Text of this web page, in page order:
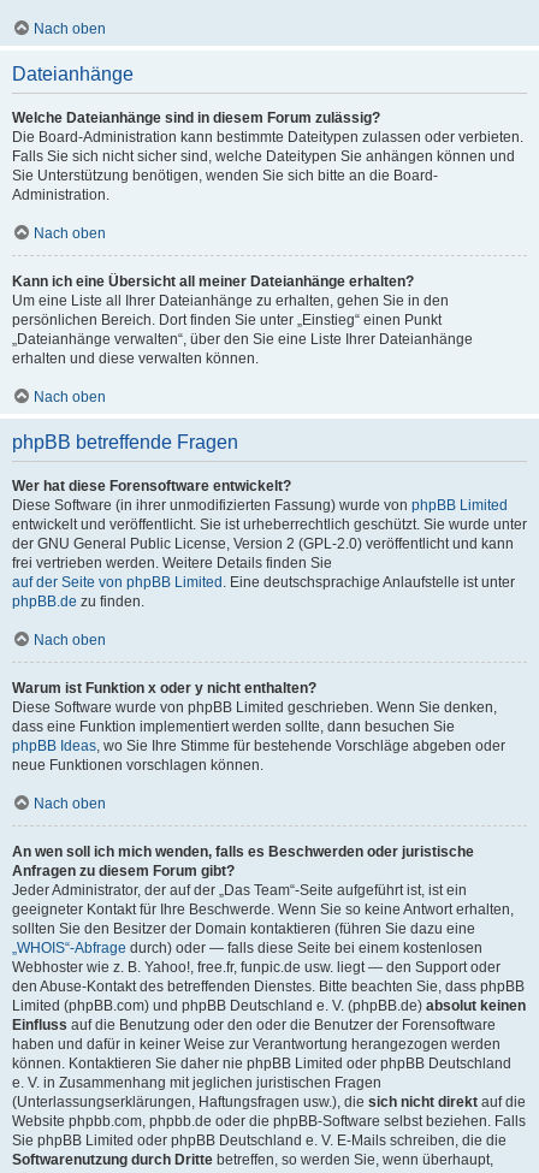
Nach oben
Dateianhänge
Welche Dateianhänge sind in diesem Forum zulässig?
Die Board-Administration kann bestimmte Dateitypen zulassen oder verbieten.
Falls Sie sich nicht sicher sind, welche Dateitypen Sie anhängen können und
Sie Unterstützung benötigen, wenden Sie sich bitte an die Board-
Administration.
Nach oben
Kann ich eine Übersicht all meiner Dateianhänge erhalten?
Um eine Liste all Ihrer Dateianhänge zu erhalten, gehen Sie in den
persönlichen Bereich. Dort finden Sie unter „Einstieg“ einen Punkt
„Dateianhänge verwalten“, über den Sie eine Liste Ihrer Dateianhänge
erhalten und diese verwalten können.
Nach oben
phpBB betreffende Fragen
Wer hat diese Forensoftware entwickelt?
Diese Software (in ihrer unmodifizierten Fassung) wurde von phpBB Limited
entwickelt und veröffentlicht. Sie ist urheberrechtlich geschützt. Sie wurde unter
der GNU General Public License, Version 2 (GPL-2.0) veröffentlicht und kann
frei vertrieben werden. Weitere Details finden Sie
auf der Seite von phpBB Limited . Eine deutschsprachige Anlaufstelle ist unter
phpBB.de zu finden.
Nach oben
Warum ist Funktion x oder y nicht enthalten?
Diese Software wurde von phpBB Limited geschrieben. Wenn Sie denken,
dass eine Funktion implementiert werden sollte, dann besuchen Sie
phpBB Ideas, wo Sie Ihre Stimme für bestehende Vorschläge abgeben oder
neue Funktionen vorschlagen können.
Nach oben
An wen soll ich mich wenden, falls es Beschwerden oder juristische
Anfragen zu diesem Forum gibt?
Jeder Administrator, der auf der „Das Team“-Seite aufgeführt ist, ist ein
geeigneter Kontakt für Ihre Beschwerde. Wenn Sie so keine Antwort erhalten,
sollten Sie den Besitzer der Domain kontaktieren (führen Sie dazu eine
„WHOIS“-Abfrage durch) oder — falls diese Seite bei einem kostenlosen
Webhoster wie z. B. Yahoo!, free.fr, funpic.de usw. liegt — den Support oder
den Abuse-Kontakt des betreffenden Dienstes. Bitte beachten Sie, dass phpBB
Limited (phpBB.com) und phpBB Deutschland e. V. (phpBB.de) absolut keinen
Einfluss auf die Benutzung oder den oder die Benutzer der Forensoftware
haben und dafür in keiner Weise zur Verantwortung herangezogen werden
können. Kontaktieren Sie daher nie phpBB Limited oder phpBB Deutschland
e. V. in Zusammenhang mit jeglichen juristischen Fragen
(Unterlassungserklärungen, Haftungsfragen usw.), die sich nicht direkt auf die
Website phpbb.com, phpbb.de oder die phpBB-Software selbst beziehen. Falls
Sie phpBB Limited oder phpBB Deutschland e. V. E-Mails schreiben, die die
Softwarenutzung durch Dritte betreffen, so werden Sie, wenn überhaupt,